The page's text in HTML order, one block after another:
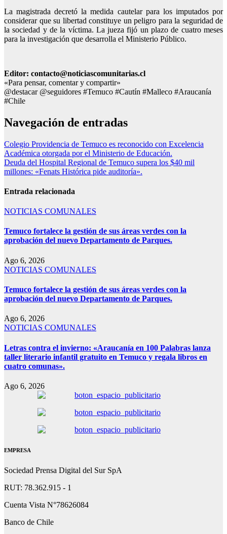
La magistrada decretó la medida cautelar para los imputados por
considerar que su libertad constituye un peligro para la seguridad de
la sociedad y de la víctima. La jueza fijó un plazo de cuatro meses
para la investigación que desarrolla el Ministerio Público.
Editor: contacto@noticiascomunitarias.cl
«Para pensar, comentar y compartir»
@destacar @seguidores #Temuco #Cautín #Malleco #Araucanía
#Chile
Navegación de entradas
Colegio Providencia de Temuco es reconocido con Excelencia
Académica otorgada por el Ministerio de Educación.
Deuda del Hospital Regional de Temuco supera los $40 mil
millones: «Fenats Histórica pide auditoría».
Entrada relacionada
NOTICIAS COMUNALES
Temuco fortalece la gestión de sus áreas verdes con la
aprobación del nuevo Departamento de Parques.
Ago 6, 2026
NOTICIAS COMUNALES
Temuco fortalece la gestión de sus áreas verdes con la
aprobación del nuevo Departamento de Parques.
Ago 6, 2026
NOTICIAS COMUNALES
Letras contra el invierno: «Araucanía en 100 Palabras lanza
taller literario infantil gratuito en Temuco y regala libros en
cuatro comunas».
Ago 6, 2026
EMPRESA
Sociedad Prensa Digital del Sur SpA
RUT: 78.362.915 - 1
Cuenta Vista N°78626084
Banco de Chile